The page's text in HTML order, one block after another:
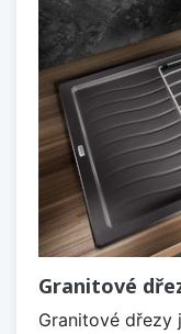
Granitové
Granitové dřezy